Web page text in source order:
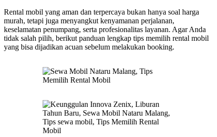
Rental mobil yang aman dan terpercaya bukan hanya soal harga
murah, tetapi juga menyangkut kenyamanan perjalanan,
keselamatan penumpang, serta profesionalitas layanan. Agar Anda
tidak salah pilih, berikut panduan lengkap tips memilih rental mobil
yang bisa dijadikan acuan sebelum melakukan booking.